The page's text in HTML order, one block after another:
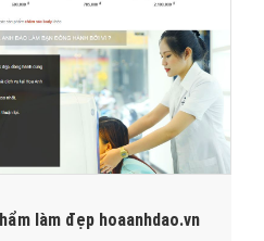
làm đẹp hoaanhdao.vn